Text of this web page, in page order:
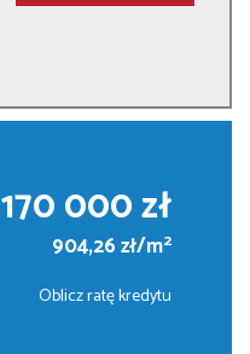
170 000 zł
904,26 zł/m2
Oblicz ratę kredytu